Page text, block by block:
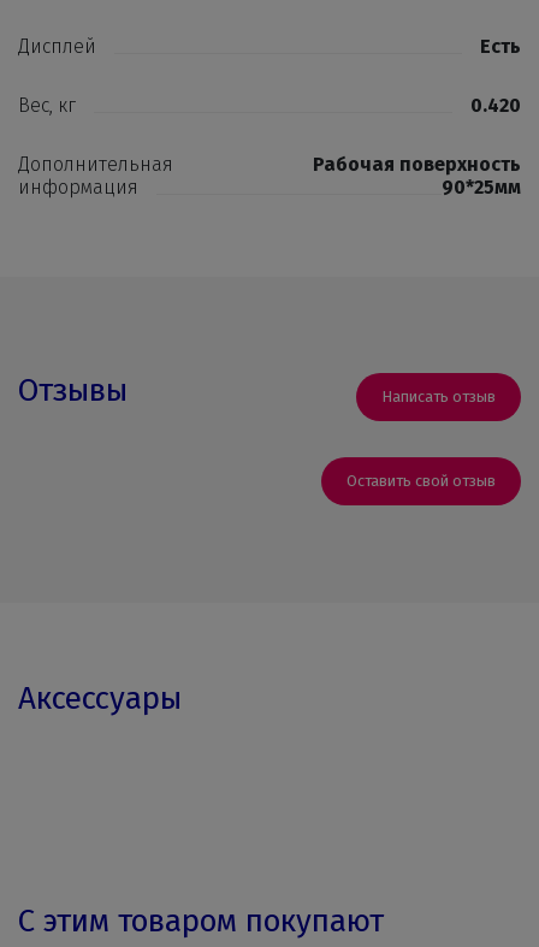
Дисплей Есть
Вес, кг 0.420
Дополнительная
информация
Рабочая поверхность
90*25мм
Отзывы Написать отзыв
Оставить свой отзыв
Аксессуары
С этим товаром покупают